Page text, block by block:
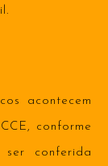
acontecem
conforme
conferida